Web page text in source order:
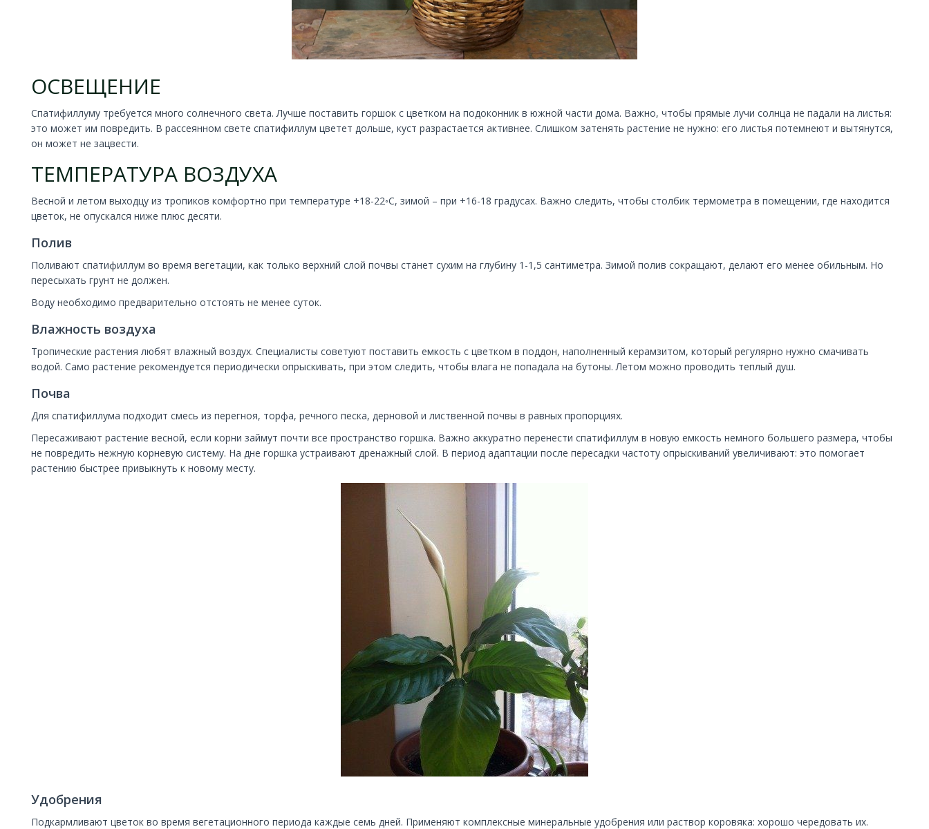
ОСВЕЩЕНИЕ
Спатифиллуму требуется много солнечного света. Лучше поставить горшок с цветком на подоконник в южной части дома. Важно, чтобы прямые лучи солнца не падали на листья:
это может им повредить. В рассеянном свете спатифиллум цветет дольше, куст разрастается активнее. Слишком затенять растение не нужно: его листья потемнеют и вытянутся,
он может не зацвести.
ТЕМПЕРАТУРА ВОЗДУХА
Весной и летом выходцу из тропиков комфортно при температуре +18-22◦С, зимой – при +16-18 градусах. Важно следить, чтобы столбик термометра в помещении, где находится
цветок, не опускался ниже плюс десяти.
Полив
Поливают спатифиллум во время вегетации, как только верхний слой почвы станет сухим на глубину 1-1,5 сантиметра. Зимой полив сокращают, делают его менее обильным. Но
пересыхать грунт не должен.
Воду необходимо предварительно отстоять не менее суток.
Влажность воздуха
Тропические растения любят влажный воздух. Специалисты советуют поставить емкость с цветком в поддон, наполненный керамзитом, который регулярно нужно смачивать
водой. Само растение рекомендуется периодически опрыскивать, при этом следить, чтобы влага не попадала на бутоны. Летом можно проводить теплый душ.
Почва
Для спатифиллума подходит смесь из перегноя, торфа, речного песка, дерновой и лиственной почвы в равных пропорциях.
Пересаживают растение весной, если корни займут почти все пространство горшка. Важно аккуратно перенести спатифиллум в новую емкость немного большего размера, чтобы
не повредить нежную корневую систему. На дне горшка устраивают дренажный слой. В период адаптации после пересадки частоту опрыскиваний увеличивают: это помогает
растению быстрее привыкнуть к новому месту.
Удобрения
Подкармливают цветок во время вегетационного периода каждые семь дней. Применяют комплексные минеральные удобрения или раствор коровяка: хорошо чередовать их.